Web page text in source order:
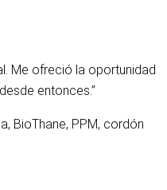
Me ofreció la oportunidad
entonces.”
BioThane, PPM, cordón